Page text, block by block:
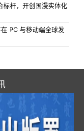
标杆，开创国漫实体化
PC 与移动端全球发